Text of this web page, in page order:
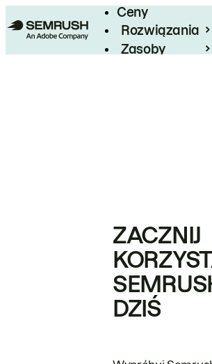
Ceny
Rozwiązania
Zasoby
ZACZNIJ
DZIŚ